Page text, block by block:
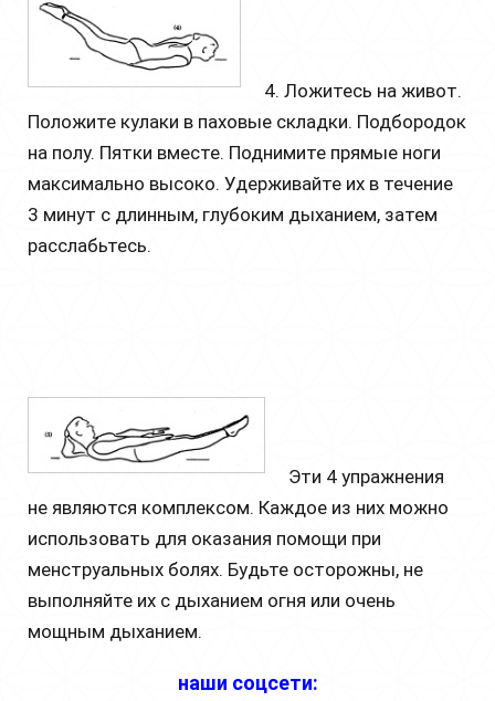
4. Ложитесь на живот.
Положите кулаки в паховые складки. Подбородок
на полу. Пятки вместе. Поднимите прямые ноги
максимально высоко. Удерживайте их в течение
3 минут с длинным, глубоким дыханием, затем
расслабьтесь.
Эти 4 упражнения
не являются комплексом. Каждое из них можно
использовать для оказания помощи при
менструальных болях. Будьте осторожны, не
выполняйте их с дыханием огня или очень
мощным дыханием.
наши соцсети: